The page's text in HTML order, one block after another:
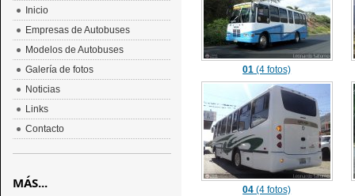
01 (4 fotos)
04 (4 fotos)
Inicio
Empresas de Autobuses
Modelos de Autobuses
Galería de fotos
Noticias
Links
Contacto
MÁS...